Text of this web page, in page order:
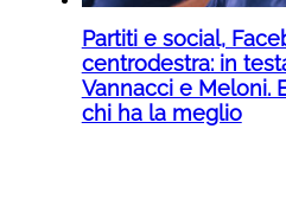
Partiti e social,
centrodestra: in
Vannacci e Meloni.
chi ha la meglio